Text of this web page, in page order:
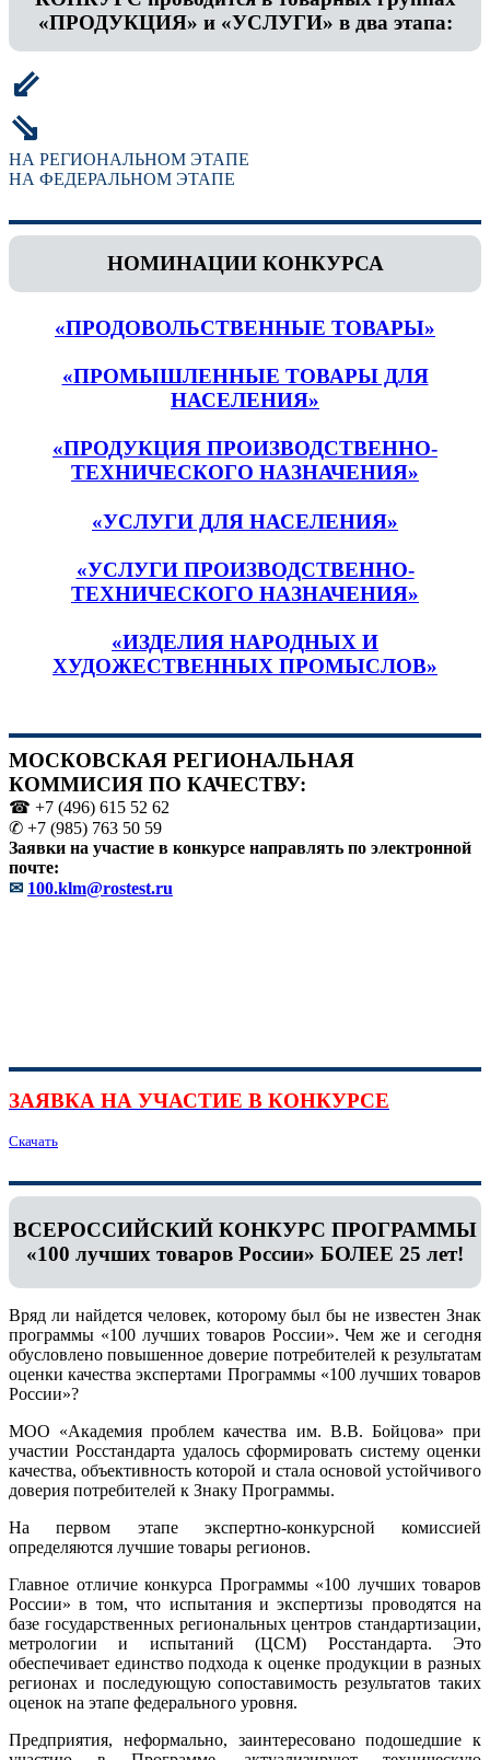
«ПРОДУКЦИЯ» и «УСЛУГИ» в два этапа:
⇙
⇘
НА РЕГИОНАЛЬНОМ ЭТАПЕ
НА ФЕДЕРАЛЬНОМ ЭТАПЕ
НОМИНАЦИИ КОНКУРСА
«ПРОДОВОЛЬСТВЕННЫЕ ТОВАРЫ»
«ПРОМЫШЛЕННЫЕ ТОВАРЫ ДЛЯ
НАСЕЛЕНИЯ»
«ПРОДУКЦИЯ ПРОИЗВОДСТВЕННО-
ТЕХНИЧЕСКОГО НАЗНАЧЕНИЯ»
«УСЛУГИ ДЛЯ НАСЕЛЕНИЯ»
«УСЛУГИ ПРОИЗВОДСТВЕННО-
ТЕХНИЧЕСКОГО НАЗНАЧЕНИЯ»
«ИЗДЕЛИЯ НАРОДНЫХ И
ХУДОЖЕСТВЕННЫХ ПРОМЫСЛОВ»
МОСКОВСКАЯ РЕГИОНАЛЬНАЯ
КОММИСИЯ ПО КАЧЕСТВУ:
☎ +7 (496) 615 52 62
✆ +7 (985) 763 50 59
Заявки на участие в конкурсе направлять по электронной
почте:
✉ 100.klm@rostest.ru
ЗАЯВКА НА УЧАСТИЕ В КОНКУРСЕ
Скачать
ВСЕРОССИЙСКИЙ КОНКУРС ПРОГРАММЫ
«100 лучших товаров России» БОЛЕЕ 25 лет!
Вряд ли найдется человек, которому был бы не известен Знак
программы «100 лучших товаров России». Чем же и сегодня
обусловлено повышенное доверие потребителей к результатам
оценки качества экспертами Программы «100 лучших товаров
России»?
МОО «Академия проблем качества им. В.В. Бойцова» при
участии Росстандарта удалось сформировать систему оценки
качества, объективность которой и стала основой устойчивого
доверия потребителей к Знаку Программы.
На первом этапе экспертно-конкурсной комиссией
определяются лучшие товары регионов.
Главное отличие конкурса Программы «100 лучших товаров
России» в том, что испытания и экспертизы проводятся на
базе государственных региональных центров стандартизации,
метрологии и испытаний (ЦCM) Росстандарта. Это
обеспечивает единство подхода к оценке продукции в разных
регионах и последующую сопоставимость результатов таких
оценок на этапе федерального уровня.
Предприятия, неформально, заинтересовано подошедшие к